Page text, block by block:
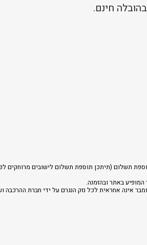
חינם.
תשלום (תיתכן תוספת תשלום לישובים מרוחקים
באתר ובהזמנה.
אינה אחראית לכל נזק הנגרם על ידי חברת ההרכבה